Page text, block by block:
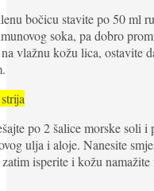
bočicu stavite po 50 ml
soka, pa dobro
vlažnu kožu lica, ostavite
po 2 šalice morske soli
ulja i aloje. Nanesite
zatim isperite i kožu